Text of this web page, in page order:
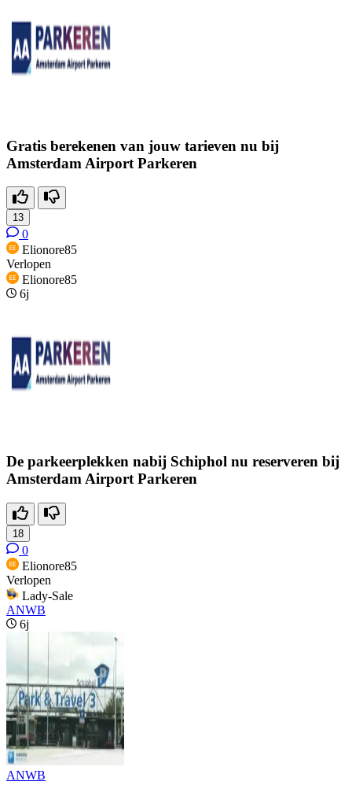
Gratis berekenen van jouw tarieven nu bij
Amsterdam Airport Parkeren
13
0
Elionore85
Verlopen
Elionore85
6j
De parkeerplekken nabij Schiphol nu reserveren bij
Amsterdam Airport Parkeren
18
0
Elionore85
Verlopen
Lady-Sale
ANWB
6j
ANWB